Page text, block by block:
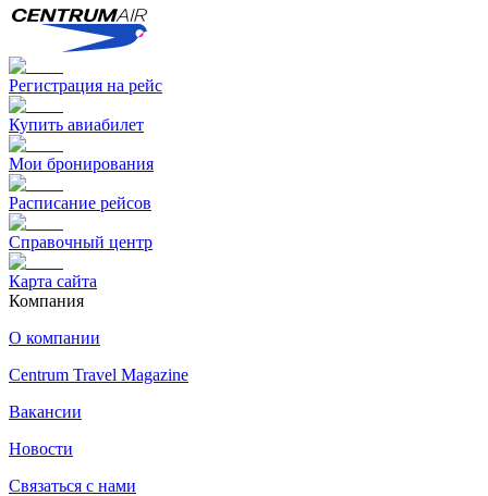
Регистрация на рейс
Купить авиабилет
Мои бронирования
Расписание рейсов
Справочный центр
Карта сайта
Компания
О компании
Centrum Travel Magazine
Вакансии
Новости
Связаться с нами